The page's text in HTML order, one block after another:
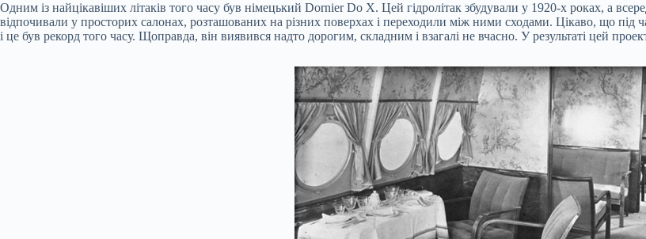
Одним із найцікавіших літаків того часу був німецький Dornier Do X. Цей гідролітак збудували у 1920-х роках, а
відпочивали у просторих салонах, розташованих на різних поверхах і переходили між ними сходами. Цікаво, що під
і це був рекорд того часу. Щоправда, він виявився надто дорогим, складним і взагалі не вчасно. У результаті цей